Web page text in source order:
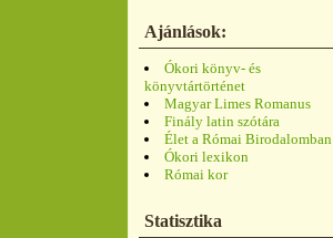
Ajánlások:
Ókori könyv- és
könyvtártörténet
Magyar Limes Romanus
Finály latin szótára
Élet a Római Birodalomban
Ókori lexikon
Római kor
Statisztika